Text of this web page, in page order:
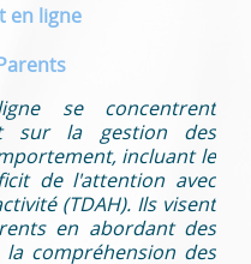
en ligne
se concentrent
sur la gestion des
incluant le
de l'attention avec
(TDAH). Ils visent
en abordant des
compréhension des